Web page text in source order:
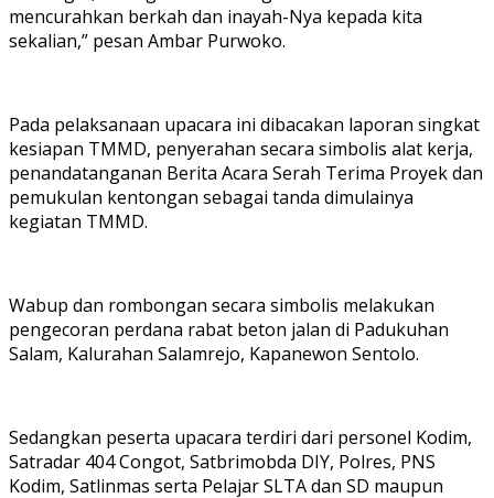
mencurahkan berkah dan inayah-Nya kepada kita
sekalian,” pesan Ambar Purwoko.
Pada pelaksanaan upacara ini dibacakan laporan singkat
kesiapan TMMD, penyerahan secara simbolis alat kerja,
penandatanganan Berita Acara Serah Terima Proyek dan
pemukulan kentongan sebagai tanda dimulainya
kegiatan TMMD.
Wabup dan rombongan secara simbolis melakukan
pengecoran perdana rabat beton jalan di Padukuhan
Salam, Kalurahan Salamrejo, Kapanewon Sentolo.
Sedangkan peserta upacara terdiri dari personel Kodim,
Satradar 404 Congot, Satbrimobda DIY, Polres, PNS
Kodim, Satlinmas serta Pelajar SLTA dan SD maupun